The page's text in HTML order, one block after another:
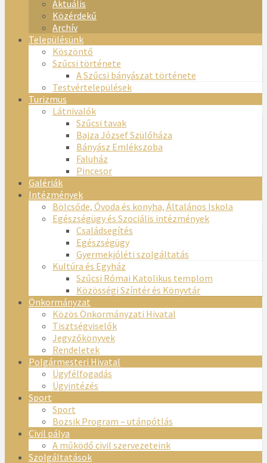
Aktuális
Közérdekű
Archív
Településünk
Köszöntő
Szűcsi története
A Szűcsi bányászat története
Testvértelepülések
Turizmus
Látnivalók
Szűcsi tavak
Bajza József Szülőháza
Bányász Emlékszoba
Faluház
Pincesor
Galériák
Intézmények
Bölcsőde, Óvoda és konyha, Általános Iskola
Egészségügy és Szociális intézmények
Családsegítés
Egészségügy
Gyermekjóléti szolgáltatás
Kultúra és Egyház
Szűcsi Római Katolikus templom
Közösségi Színtér és Könyvtár
Önkormányzat
Közös Önkormányzati Hivatal
Tisztségviselők
Jegyzőkönyvek
Rendeletek
Polgármesteri Hivatal
Ügyfélfogadás
Ügyintézés
Sport
Sport
Bozsik Program – utánpótlás
Civil pálya
A működő civil szervezeteink
Szolgáltatások